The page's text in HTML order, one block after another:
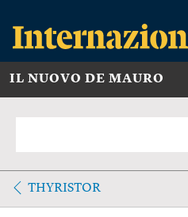
IL NUOVO DE MAURO
THYRISTOR